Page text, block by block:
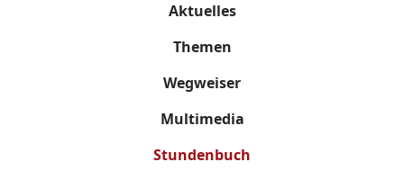
Aktuelles
Themen
Wegweiser
Multimedia
Stundenbuch